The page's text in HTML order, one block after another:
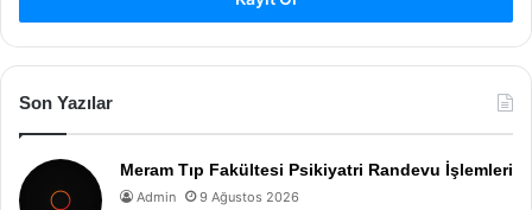
Son Yazılar
Meram Tıp Fakültesi Psikiyatri Randevu İşlemleri
Admin 9 Ağustos 2026